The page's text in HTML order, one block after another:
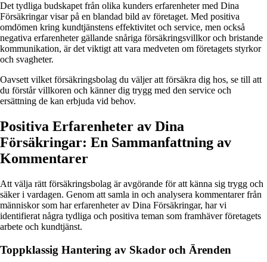
Det tydliga budskapet från olika kunders erfarenheter med Dina
Försäkringar visar på en blandad bild av företaget. Med positiva
omdömen kring kundtjänstens effektivitet och service, men också
negativa erfarenheter gällande snåriga försäkringsvillkor och bristande
kommunikation, är det viktigt att vara medveten om företagets styrkor
och svagheter.
Oavsett vilket försäkringsbolag du väljer att försäkra dig hos, se till att
du förstår villkoren och känner dig trygg med den service och
ersättning de kan erbjuda vid behov.
Positiva Erfarenheter av Dina
Försäkringar: En Sammanfattning av
Kommentarer
Att välja rätt försäkringsbolag är avgörande för att känna sig trygg och
säker i vardagen. Genom att samla in och analysera kommentarer från
människor som har erfarenheter av Dina Försäkringar, har vi
identifierat några tydliga och positiva teman som framhäver företagets
arbete och kundtjänst.
Toppklassig Hantering av Skador och Ärenden